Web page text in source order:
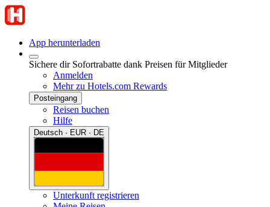
App herunterladen
Sichere dir Sofortrabatte dank Preisen für Mitglieder
Anmelden
Mehr zu Hotels.com Rewards
Posteingang
Reisen buchen
Hilfe
Deutsch · EUR · DE
Unterkunft registrieren